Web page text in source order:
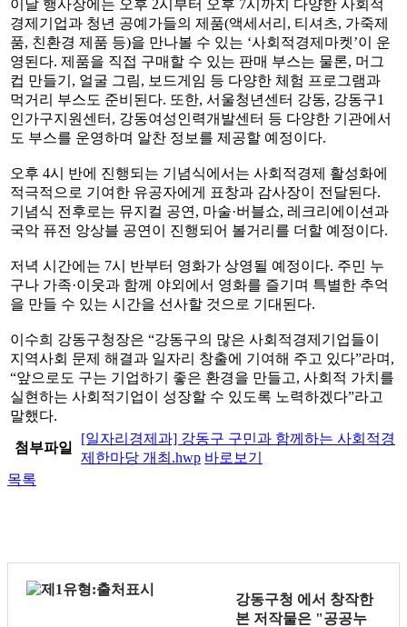
이날 행사장에는 오후 2시부터 오후 7시까지 다양한 사회적
경제기업과 청년 공예가들의 제품(액세서리, 티셔츠, 가죽제
품, 친환경 제품 등)을 만나볼 수 있는 ‘사회적경제마켓’이 운
영된다. 제품을 직접 구매할 수 있는 판매 부스는 물론, 머그
컵 만들기, 얼굴 그림, 보드게임 등 다양한 체험 프로그램과
먹거리 부스도 준비된다. 또한, 서울청년센터 강동, 강동구1
인가구지원센터, 강동여성인력개발센터 등 다양한 기관에서
도 부스를 운영하며 알찬 정보를 제공할 예정이다.
오후 4시 반에 진행되는 기념식에서는 사회적경제 활성화에
적극적으로 기여한 유공자에게 표창과 감사장이 전달된다.
기념식 전후로는 뮤지컬 공연, 마술·버블쇼, 레크리에이션과
국악 퓨전 앙상블 공연이 진행되어 볼거리를 더할 예정이다.
저녁 시간에는 7시 반부터 영화가 상영될 예정이다. 주민 누
구나 가족·이웃과 함께 야외에서 영화를 즐기며 특별한 추억
을 만들 수 있는 시간을 선사할 것으로 기대된다.
이수희 강동구청장은 “강동구의 많은 사회적경제기업들이
지역사회 문제 해결과 일자리 창출에 기여해 주고 있다”라며,
“앞으로도 구는 기업하기 좋은 환경을 만들고, 사회적 가치를
실현하는 사회적기업이 성장할 수 있도록 노력하겠다”라고
말했다.
첨부파일
[일자리경제과] 강동구 구민과 함께하는 사회적경
제한마당 개최.hwp 바로보기
목록
강동구청 에서 창작한
본 저작물은 "공공누